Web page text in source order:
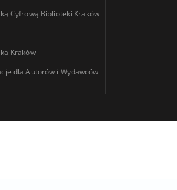
Cyfrową Biblioteki Kraków
Kraków
dla Autorów i Wydawców